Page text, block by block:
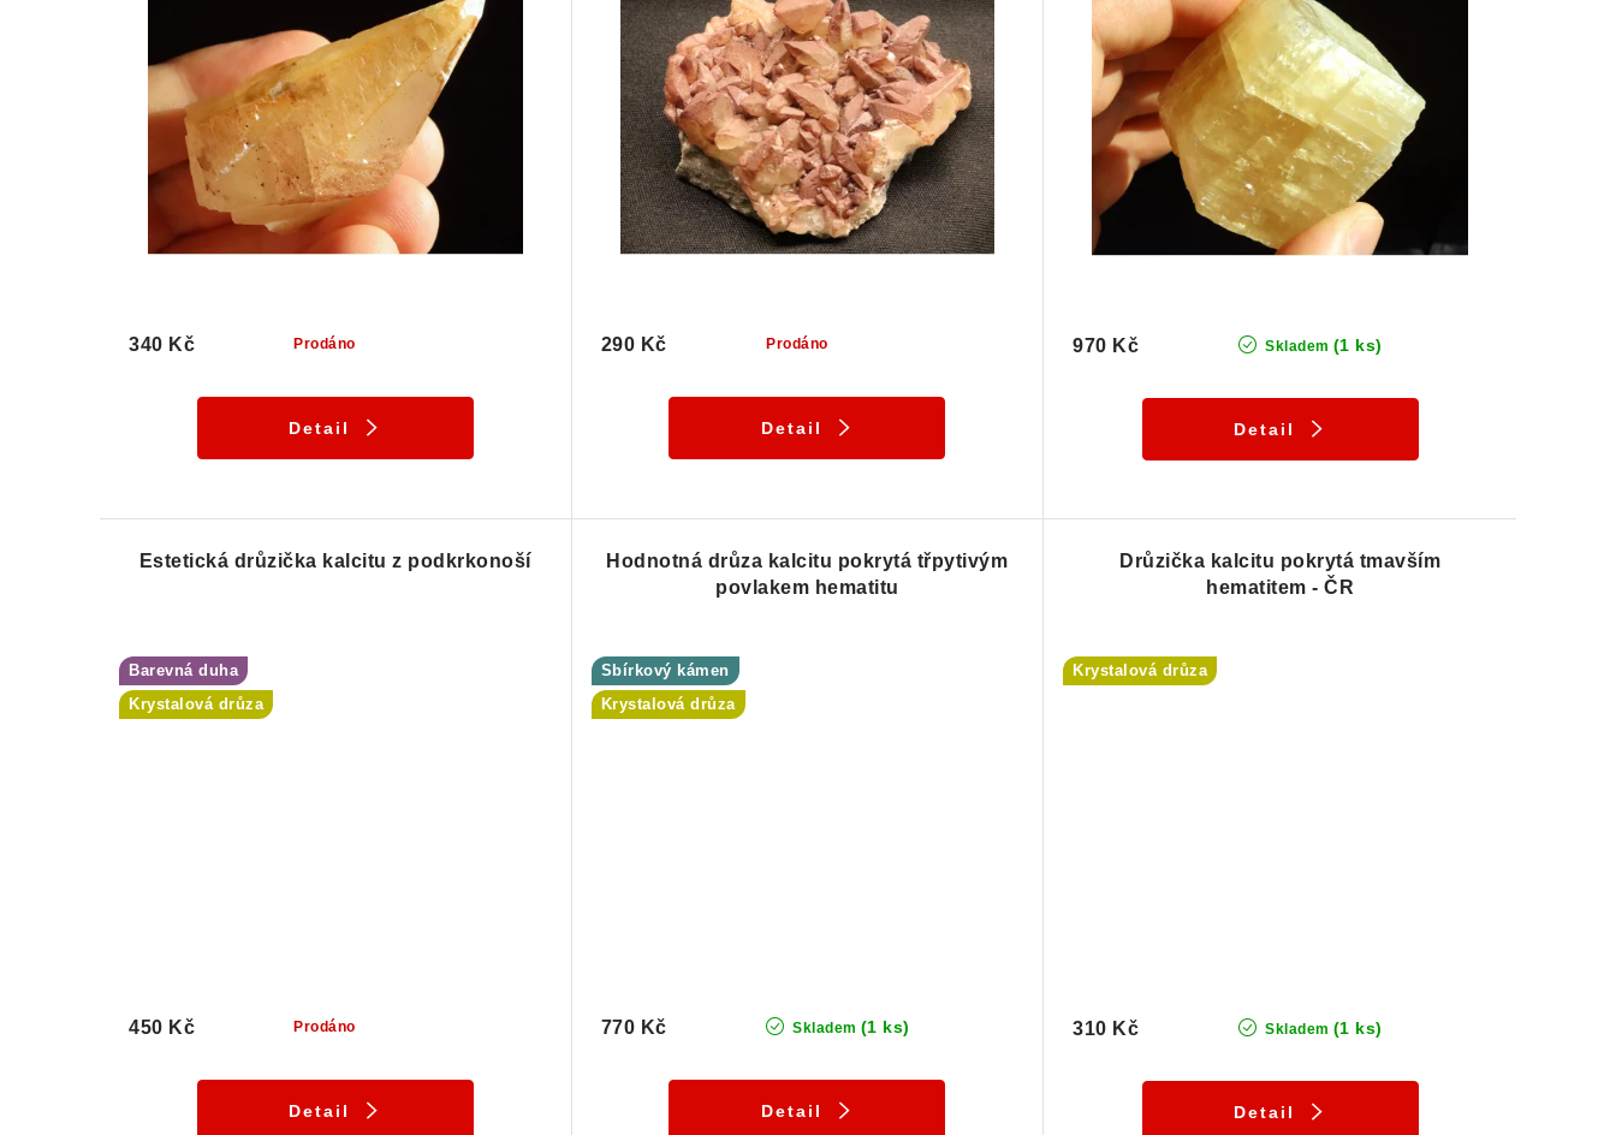
Prodáno
340 Kč
Detail
Prodáno
290 Kč
Detail
Skladem (1 ks)
970 Kč
Detail
Estetická drůzička kalcitu z podkrkonoší
Barevná duha
Krystalová drůza
Prodáno
450 Kč
Detail
Hodnotná drůza kalcitu pokrytá třpytivým
povlakem hematitu
Sbírkový kámen
Krystalová drůza
Skladem (1 ks)
770 Kč
Detail
Drůzička kalcitu pokrytá tmavším
hematitem - ČR
Krystalová drůza
Skladem (1 ks)
310 Kč
Detail